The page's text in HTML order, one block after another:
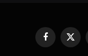
Facebook
X